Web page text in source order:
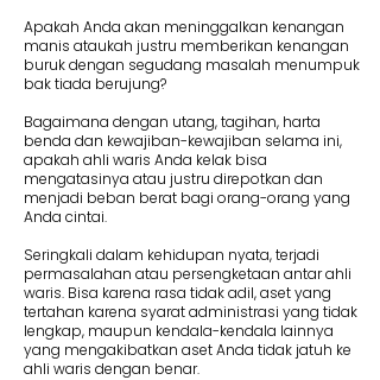
Apakah Anda akan meninggalkan kenangan
manis ataukah justru memberikan kenangan
buruk dengan segudang masalah menumpuk
bak tiada berujung?
Bagaimana dengan utang, tagihan, harta
benda dan kewajiban-kewajiban selama ini,
apakah ahli waris Anda kelak bisa
mengatasinya atau justru direpotkan dan
menjadi beban berat bagi orang-orang yang
Anda cintai.
Seringkali dalam kehidupan nyata, terjadi
permasalahan atau persengketaan antar ahli
waris. Bisa karena rasa tidak adil, aset yang
tertahan karena syarat administrasi yang tidak
lengkap, maupun kendala-kendala lainnya
yang mengakibatkan aset Anda tidak jatuh ke
ahli waris dengan benar.